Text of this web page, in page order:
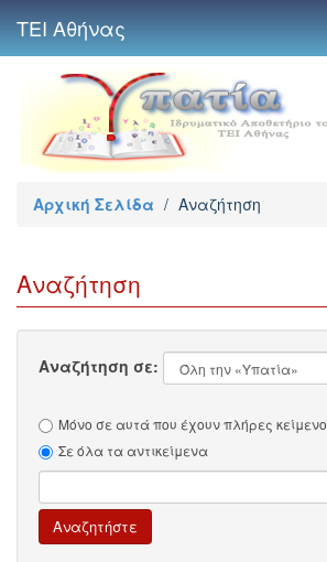
ΤΕΙ Αθήνας
Αρχική Σελίδα / Αναζήτηση
Αναζήτηση
Αναζήτηση σε:
Μόνο σε αυτά που έχουν πλήρες κείμενο
Σε όλα τα αντικείμενα